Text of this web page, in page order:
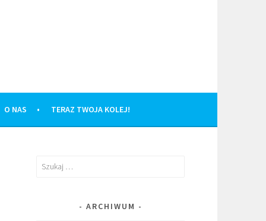
O NAS TERAZ TWOJA KOLEJ!
Szukaj:
ARCHIWUM